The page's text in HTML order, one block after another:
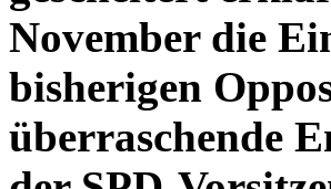
November die
bisherigen
überraschende